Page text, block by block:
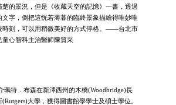
楚的景況，但是《收藏天空的記憶》一書，透過
文字，倒把這恍若薄暮的臨終景象描繪得唯妙唯
時刻，可以用稍微美好的方式停格。——台北市
童心智科主治醫師陳質采
珮特．布森在新澤西州的木橋(Woodbridge)長
大學，獲得圖書館學學士及碩士學位。